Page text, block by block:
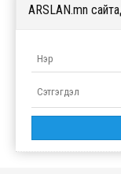
ARSLAN.mn